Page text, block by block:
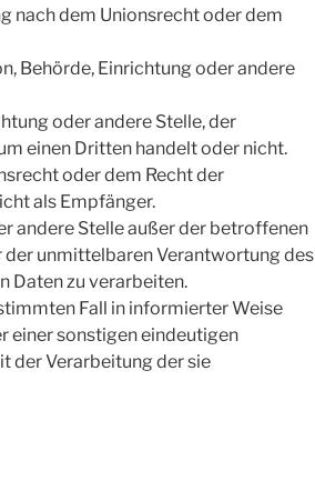
nach dem Unionsrecht oder dem
Behörde, Einrichtung oder andere
oder andere Stelle, der
einen Dritten handelt oder nicht.
oder dem Recht der
als Empfänger.
andere Stelle außer der betroffenen
der unmittelbaren Verantwortung des
Daten zu verarbeiten.
Fall in informierter Weise
einer sonstigen eindeutigen
der Verarbeitung der sie